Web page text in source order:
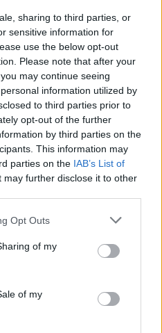
sharing to third parties, or
sensitive information for
use the below opt-out
Please note that after your
may continue seeing
information utilized by
to third parties prior to
opt-out of the further
by third parties on the
This information may
parties on the IAB’s List of
may further disclose it to other
Opt Outs
of my
of my
A CÉGRE :dd::dD:D:d::d:d:d:d:d
Válasz erre
08:33
szétázik..:)
környékén jöhet egy korrekció.
nagyot álmodni!!!
Válasz erre
00:07